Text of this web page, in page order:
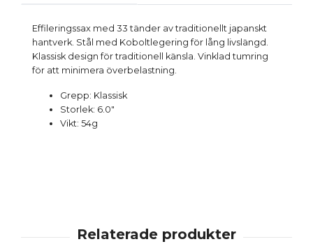
Effileringssax med 33 tänder av traditionellt japanskt
hantverk. Stål med Koboltlegering för lång livslängd.
Klassisk design för traditionell känsla. Vinklad tumring
för att minimera överbelastning.
Grepp: Klassisk
Storlek: 6.0"
Vikt: 54g